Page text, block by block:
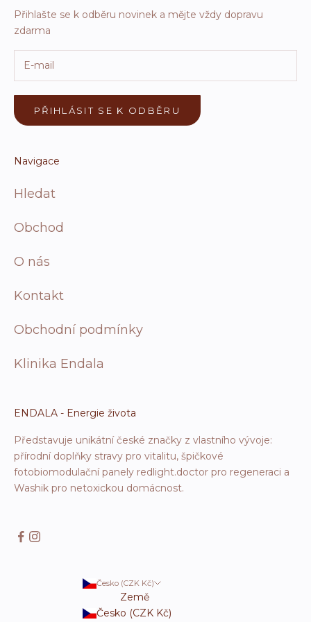
Přihlašte se k odběru novinek a mějte vždy dopravu
zdarma
PŘIHLÁSIT SE K ODBĚRU
Navigace
Hledat
Obchod
O nás
Kontakt
Obchodní podmínky
Klinika Endala
ENDALA - Energie života
Představuje unikátní české značky z vlastního vývoje:
přírodní doplňky stravy pro vitalitu, špičkové
fotobiomodulační panely redlight.doctor pro regeneraci a
Washik pro netoxickou domácnost.
Česko (CZK Kč)
Země
Česko (CZK Kč)